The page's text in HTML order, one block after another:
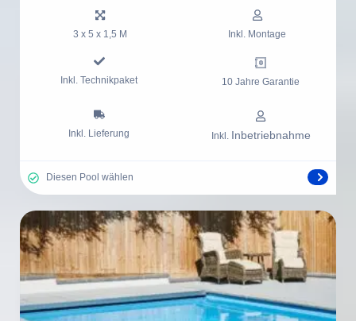
3 x 5 x 1,5 M Inkl. Montage
Inkl. Technikpaket
Inkl. Lieferung
10 Jahre Garantie
Inkl. Inbetriebnahme
Diesen Pool wählen